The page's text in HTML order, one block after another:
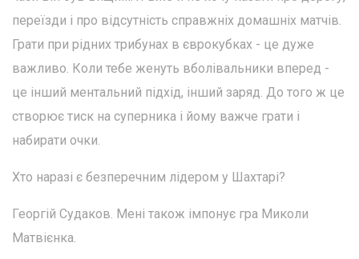
переїзди і про відсутність справжніх домашніх матчів.
Грати при рідних трибунах в єврокубках - це дуже
важливо. Коли тебе женуть вболівальники вперед -
це інший ментальний підхід, інший заряд. До того ж це
створює тиск на суперника і йому важче грати і
набирати очки.
Хто наразі є безперечним лідером у Шахтарі?
Георгій Судаков. Мені також імпонує гра Миколи
Матвієнка.